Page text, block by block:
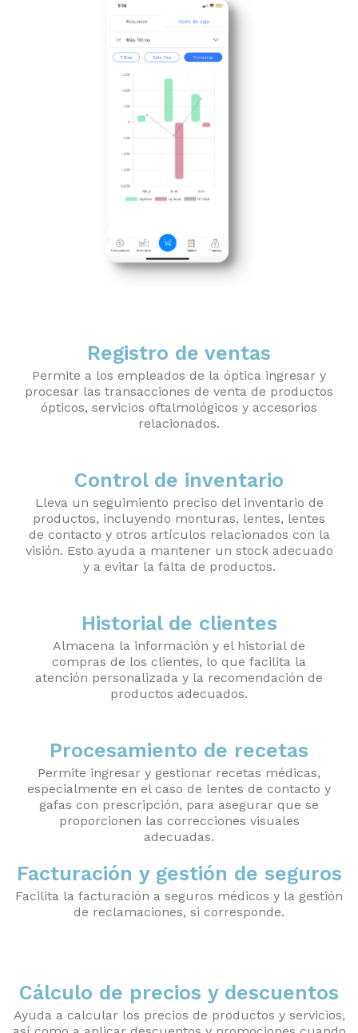
Registro de ventas
Permite a los empleados de la óptica ingresar y
procesar las transacciones de venta de productos
ópticos, servicios oftalmológicos y accesorios
relacionados.
Control de inventario
Lleva un seguimiento preciso del inventario de
productos, incluyendo monturas, lentes, lentes
de contacto y otros artículos relacionados con la
visión. Esto ayuda a mantener un stock adecuado
y a evitar la falta de productos.
Historial de clientes
Almacena la información y el historial de
compras de los clientes, lo que facilita la
atención personalizada y la recomendación de
productos adecuados.
Procesamiento de recetas
Permite ingresar y gestionar recetas médicas,
especialmente en el caso de lentes de contacto y
gafas con prescripción, para asegurar que se
proporcionen las correcciones visuales
adecuadas.
Facturación y gestión de seguros
Facilita la facturación a seguros médicos y la gestión
de reclamaciones, si corresponde.
Cálculo de precios y descuentos
Ayuda a calcular los precios de productos y servicios,